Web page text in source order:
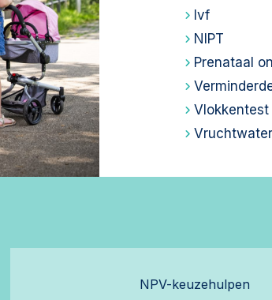
Ivf
NIPT
Prenataal
Vlokkentest
NPV-keuzehulpen